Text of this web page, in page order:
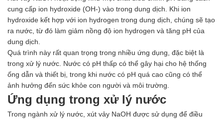
cung cấp ion hydroxide (OH-) vào trong dung dịch. Khi ion
hydroxide kết hợp với ion hydrogen trong dung dịch, chúng sẽ tạo
ra nước, từ đó làm giảm nồng độ ion hydrogen và tăng pH của
dung dịch.
Quá trình này rất quan trọng trong nhiều ứng dụng, đặc biệt là
trong xử lý nước. Nước có pH thấp có thể gây hại cho hệ thống
ống dẫn và thiết bị, trong khi nước có pH quá cao cũng có thể
ảnh hưởng đến sức khỏe con người và môi trường.
Ứng dụng trong xử lý nước
Trong ngành xử lý nước, xút vảy NaOH được sử dụng để điều